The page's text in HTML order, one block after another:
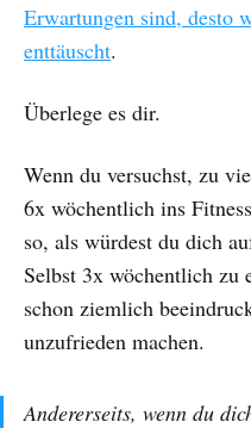
Erwartungen sind, desto
enttäuscht.
Überlege es dir.
Wenn du versuchst, zu
6x wöchentlich ins
so, als würdest du dich
Selbst 3x wöchentlich zu
schon ziemlich
unzufrieden machen.
Andererseits, wenn du